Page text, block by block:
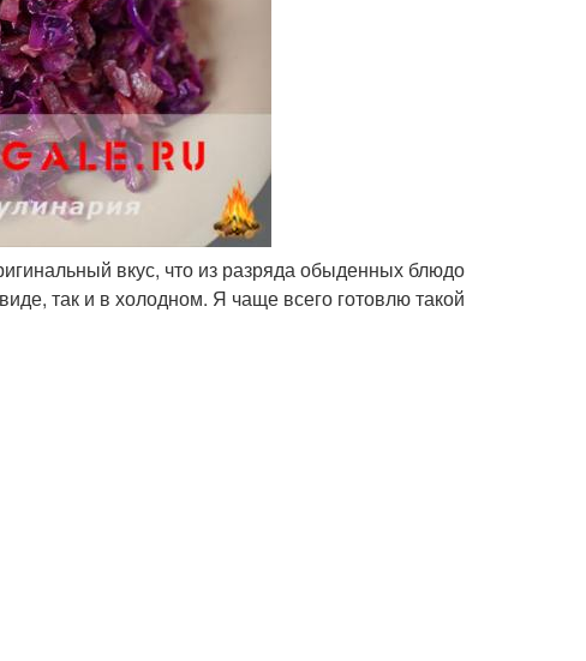
вкус, что из разряда обыденных блюдо
так и в холодном. Я чаще всего готовлю такой